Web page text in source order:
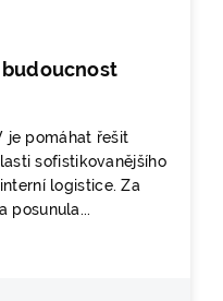
je pomáhat řešit
sofistikovanějšího
logistice. Za
posunula...